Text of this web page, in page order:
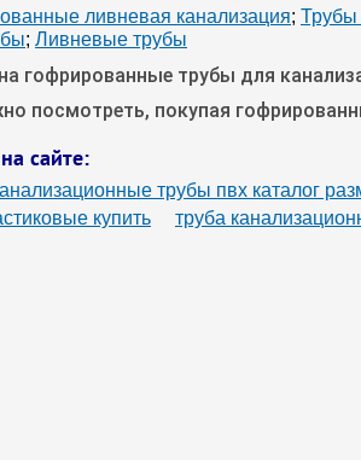
ливневая канализация; Трубы
; Ливневые трубы
гофрированные трубы для
посмотреть, покупая
сайте:
трубы пвх каталог
купить
труба